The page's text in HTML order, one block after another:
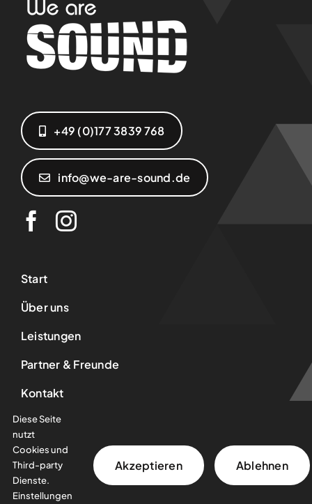
+49 (0)177 3839 768‬
info@we-are-sound.de
Start
Über uns
Leistungen
Partner & Freunde
Kontakt
AGB
Datenschutz
Impressum
Diese Seite
nutzt
Cookies und
Third-party
Dienste.
Einstellungen
Akzeptieren Ablehnen